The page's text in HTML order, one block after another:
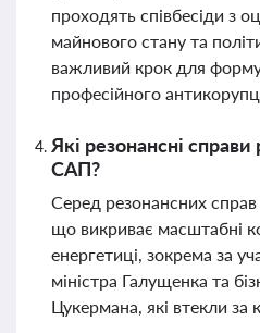
проходять співбесіди з
майнового стану та
важливий крок для
професійного
Які резонансні
САП?
Серед резонансних
що викриває масштабні
енергетиці, зокрема за
міністра Галущенка та
Цукермана, які втекли за